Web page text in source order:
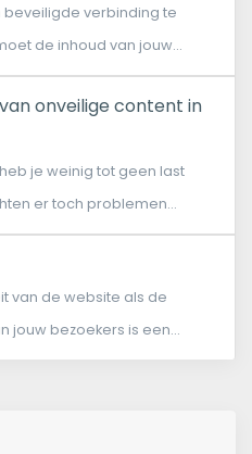
verbinding te
de inhoud van jouw...
onveilige content in
je weinig tot geen last
er toch problemen...
van de website als de
jouw bezoekers is een...